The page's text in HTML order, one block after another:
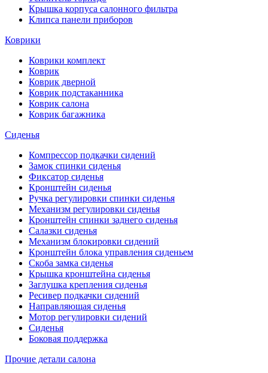
Крышка корпуса салонного фильтра
Клипса панели приборов
Коврики
Коврики комплект
Коврик
Коврик дверной
Коврик подстаканника
Коврик салона
Коврик багажника
Сиденья
Компрессор подкачки сидений
Замок спинки сиденья
Фиксатор сиденья
Кронштейн сиденья
Ручка регулировки спинки сиденья
Механизм регулировки сиденья
Кронштейн спинки заднего сиденья
Салазки сиденья
Механизм блокировки сидений
Кронштейн блока управления сиденьем
Скоба замка сиденья
Крышка кронштейна сиденья
Заглушка крепления сиденья
Ресивер подкачки сидений
Направляющая сиденья
Мотор регулировки сидений
Сиденья
Боковая поддержка
Прочие детали салона